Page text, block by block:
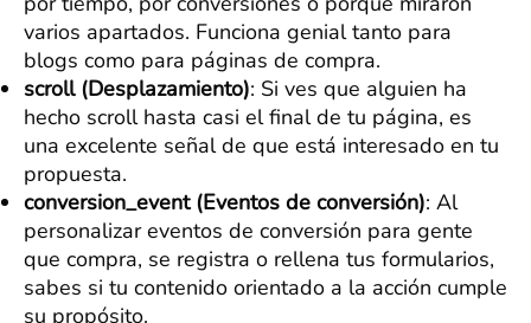
varios apartados. Funciona genial tanto para
blogs como para páginas de compra.
scroll (Desplazamiento): Si ves que alguien ha
hecho scroll hasta casi el final de tu página, es
una excelente señal de que está interesado en tu
propuesta.
conversion_event (Eventos de conversión): Al
personalizar eventos de conversión para gente
que compra, se registra o rellena tus formularios,
sabes si tu contenido orientado a la acción cumple
su propósito.